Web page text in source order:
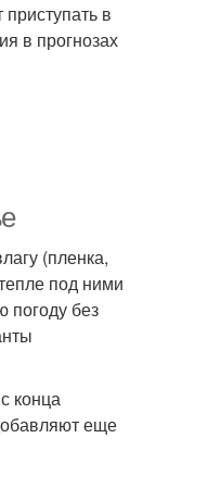
в
в прогнозах
(пленка,
под ними
погоду без
конца
еще